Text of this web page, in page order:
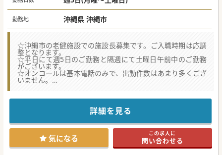
勤務地 沖縄県 沖縄市
☆沖縄市の老健施設での施設長募集です。ご入職時期は応調
整となります。
☆平日にて週5日のご勤務と隔週にて土曜日午前中のご勤務
がございます。
☆オンコールは基本電話のみで、出動件数はあまり多くござ
いません。
沖縄市の老健施設にて、今後を見据えた施設長の募集です。
最寄りICよりお車で約10分とお車でのアクセス良好な立地に
同法人の病院も近隣にございますので、連携体制も整ってお
ります。
ご興味ございましたらお気軽にお問合せくださいませ。
#秋入職可
詳細を見る
気になる この求人に
問い合わせる